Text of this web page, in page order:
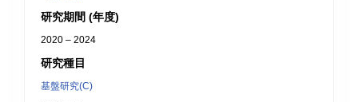
研究期間 (年度)
2020 – 2024
研究種目
基盤研究(C)